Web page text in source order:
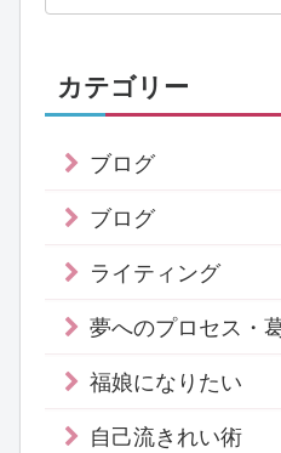
カテゴリー
ブログ
ブログ
ライティング
夢へのプロセス・
福娘になりたい
自己流きれい術